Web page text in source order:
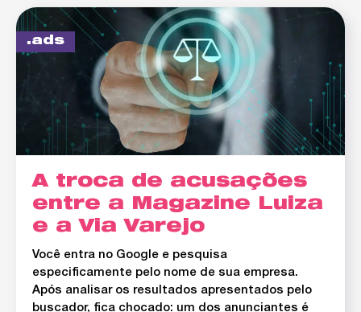
ads
A troca de acusações
entre a Magazine Luiza
e a Via Varejo
Você entra no Google e pesquisa
especificamente pelo nome de sua empresa.
Após analisar os resultados apresentados pelo
buscador, fica chocado: um dos anunciantes é